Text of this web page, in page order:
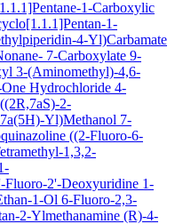
1-Carboxylic
1-
4-Yl)Carbamate
7-Carboxylate 9-
3-(Aminomethyl)-4,6-
Hydrochloride 4-
((2R,7aS)-2-
Yl)Methanol 7-
((2-Fluoro-6-
1,3,2-
Fluoro-2'-Deoxyuridine 1-
1-Ol 6-Fluoro-2,3-
2-Ylmethanamine (R)-4-